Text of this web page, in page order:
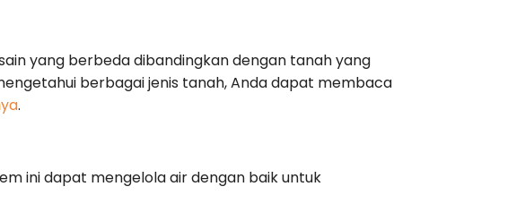
yang berbeda dibandingkan dengan tanah yang
berbagai jenis tanah, Anda dapat membaca
.
ini dapat mengelola air dengan baik untuk